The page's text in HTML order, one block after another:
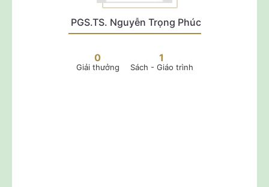
PGS.TS. Nguyễn Trọng Phúc
0
Giải thưởng
1
Sách - Giáo trình